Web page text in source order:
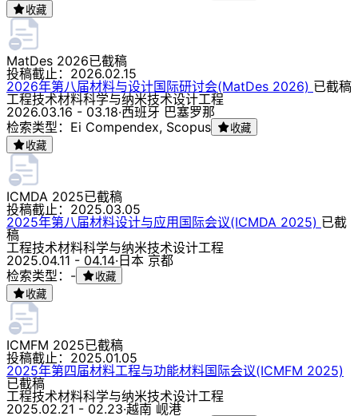
收藏
MatDes 2026已截稿
投稿截止： 2026.02.15
2026年第八届材料与设计国际研讨会(MatDes 2026) 已截稿
工程技术材料科学与纳米技术设计工程
2026.03.16 - 03.18·西班牙 巴塞罗那
检索类型：Ei Compendex, Scopus
收藏
收藏
ICMDA 2025已截稿
投稿截止： 2025.03.05
2025年第八届材料设计与应用国际会议(ICMDA 2025) 已截
稿
工程技术材料科学与纳米技术设计工程
2025.04.11 - 04.14·日本 京都
检索类型：-
收藏
收藏
ICMFM 2025已截稿
投稿截止： 2025.01.05
2025年第四届材料工程与功能材料国际会议(ICMFM 2025)
已截稿
工程技术材料科学与纳米技术设计工程
2025.02.21 - 02.23·越南 岘港